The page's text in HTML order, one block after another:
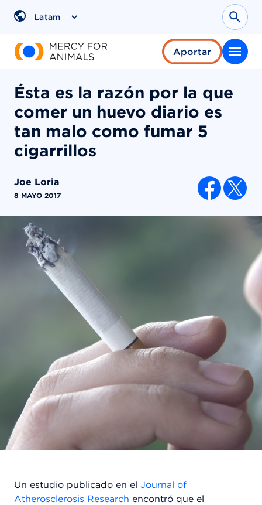
Region
Aportar
Ésta es la razón por la que
comer un huevo diario es
tan malo como fumar 5
cigarrillos
Joe Loria
8 MAYO 2017
Un estudio publicado en el Journal of
Atherosclerosis Research encontró que el